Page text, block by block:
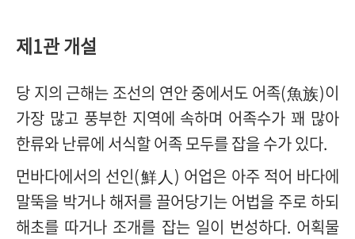
제1관 개설
당 지의 근해는 조선의 연안 중에서도 어족(魚族)이
가장 많고 풍부한 지역에 속하며 어족수가 꽤 많아
한류와 난류에 서식할 어족 모두를 잡을 수가 있다.
먼바다에서의 선인(鮮人) 어업은 아주 적어 바다에
말뚝을 박거나 해저를 끌어당기는 어법을 주로 하되
해초를 따거나 조개를 잡는 일이 번성하다. 어획물